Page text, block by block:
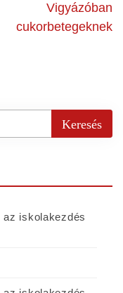
Vigyázóban
cukorbetegeknek
az iskolakezdés